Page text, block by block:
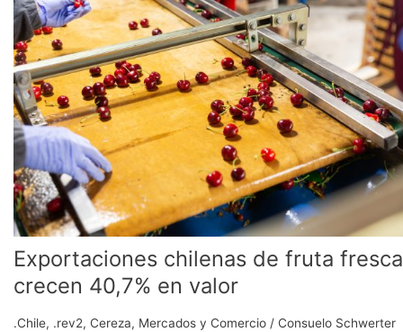
Exportaciones chilenas de fruta fresca
crecen 40,7% en valor
.Chile, .rev2, Cereza, Mercados y Comercio / Consuelo Schwerter
de
fruta
fresca
crecen
40,7%
en
valor